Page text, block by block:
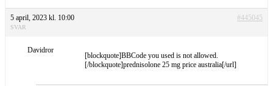
5 april, 2023 kl. 10:00 #445045
SVAR
Davidror
[blockquote]BBCode you used is not allowed.
[/blockquote]prednisolone 25 mg price australia[/url]